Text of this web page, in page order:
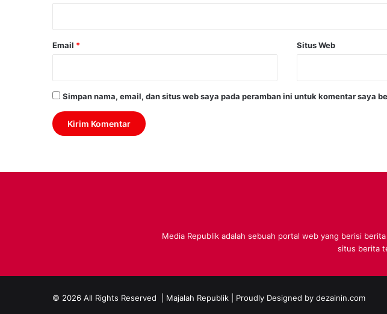
Email * Situs Web
Simpan nama, email, dan situs web saya pada peramban ini untuk komentar saya
Media Republik adalah sebuah portal web yang berisi
situs berita
© 2026 All Rights Reserved | Majalah Republik | Proudly Designed by dezainin.com